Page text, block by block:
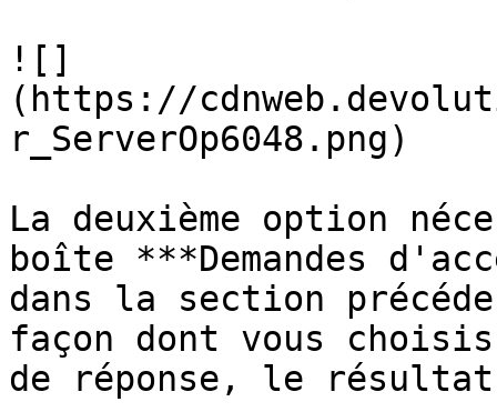
![]
(https://
r_ServerOp6048.png)
La deuxième option
boîte ***Demandes
dans la section
façon dont vous
de réponse, le résultat